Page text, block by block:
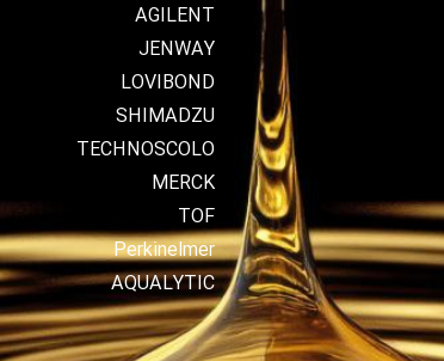
AGILENT
JENWAY
LOVIBOND
SHIMADZU
TECHNOSCOLO
MERCK
TOF
Perkinelmer
AQUALYTIC